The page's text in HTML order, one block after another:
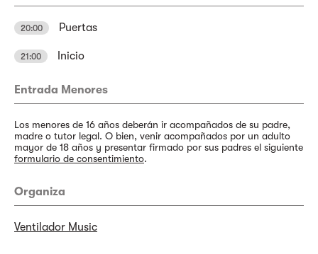
20:00 Puertas
21:00 Inicio
Entrada Menores
Los menores de 16 años deberán ir acompañados de su padre,
madre o tutor legal. O bien, venir acompañados por un adulto
mayor de 18 años y presentar firmado por sus padres el siguiente
formulario de consentimiento.
Organiza
Ventilador Music